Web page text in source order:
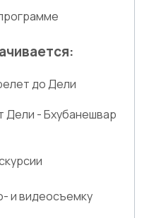
до Дели
Дели - Бхубанешвар
и видеосъемку